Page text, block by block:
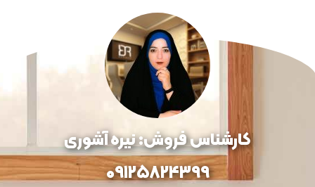
کارشناس فروش: نیره آشوری
09125824399